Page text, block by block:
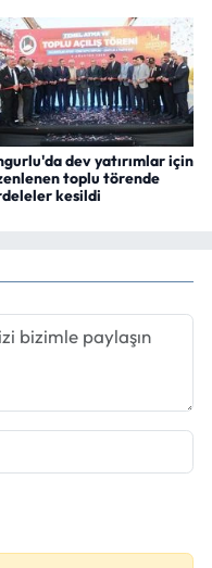
dev yatırımlar için
toplu törende
kesildi